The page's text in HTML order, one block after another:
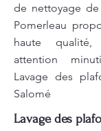
de nettoyage
Pomerleau
haute
attention
Lavage des
Salomé
Lavage des